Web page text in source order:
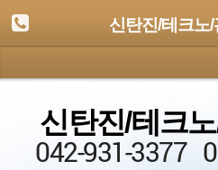
신탄진/테크노
신탄진/테크
042-931-3377